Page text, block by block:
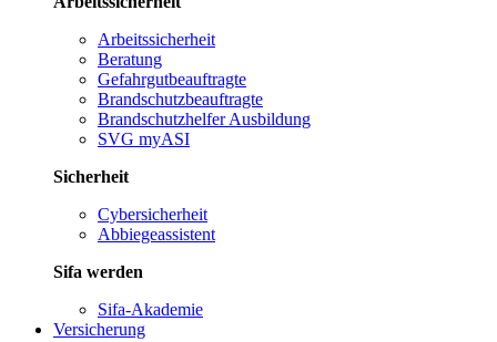
Arbeitssicherheit
Beratung
Gefahrgutbeauftragte
Brandschutzbeauftragte
Brandschutzhelfer Ausbildung
SVG myASI
Sicherheit
Cybersicherheit
Abbiegeassistent
Sifa werden
Sifa-Akademie
Versicherung